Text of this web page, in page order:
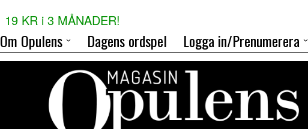
KR i 3 MÅNADER!
Om Opulens Dagens ordspel Logga in/Prenumerera